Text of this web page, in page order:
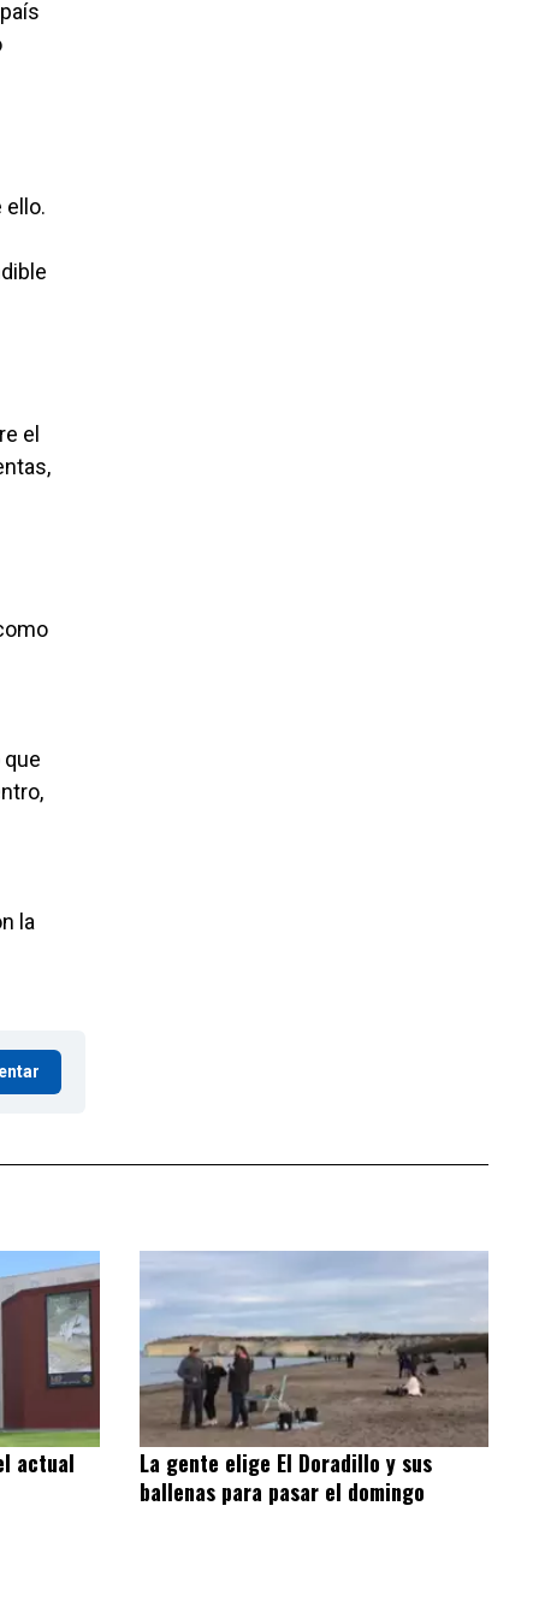
ello.
el
la
actual
La gente elige El Doradillo y sus
ballenas para pasar el domingo